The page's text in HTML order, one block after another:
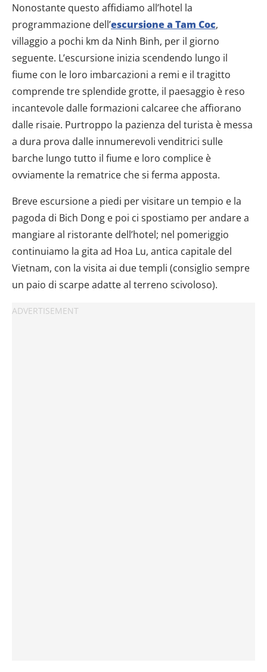
Nonostante questo affidiamo all’hotel la
programmazione dell’escursione a Tam Coc,
villaggio a pochi km da Ninh Binh, per il giorno
seguente. L’escursione inizia scendendo lungo il
fiume con le loro imbarcazioni a remi e il tragitto
comprende tre splendide grotte, il paesaggio è reso
incantevole dalle formazioni calcaree che affiorano
dalle risaie. Purtroppo la pazienza del turista è messa
a dura prova dalle innumerevoli venditrici sulle
barche lungo tutto il fiume e loro complice è
ovviamente la rematrice che si ferma apposta.
Breve escursione a piedi per visitare un tempio e la
pagoda di Bich Dong e poi ci spostiamo per andare a
mangiare al ristorante dell’hotel; nel pomeriggio
continuiamo la gita ad Hoa Lu, antica capitale del
Vietnam, con la visita ai due templi (consiglio sempre
un paio di scarpe adatte al terreno scivoloso).